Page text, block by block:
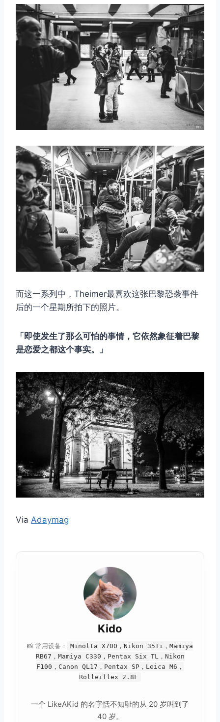
而这一系列中，Theimer最喜欢这张巴黎恐袭事件
后的一个星期所拍下的照片。
「即使发生了那么可怕的事情，它依然象征着巴黎
是恋爱之都这个事实。」
Via Adaymag
Kido
📸 常用设备：
Minolta X700，Nikon 35Ti，Mamiya
RB67，Mamiya C330，Pentax Six TL，Nikon
F100，Canon QL17，Pentax SP，Leica M6，
Rolleiflex 2.8F
一个 LikeAKid 的名字恬不知耻的从 20 岁叫到了
40 岁。
取消 搜索